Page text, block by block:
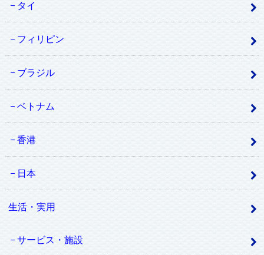
タイ
フィリピン
ブラジル
ベトナム
香港
日本
生活・実用
サービス・施設